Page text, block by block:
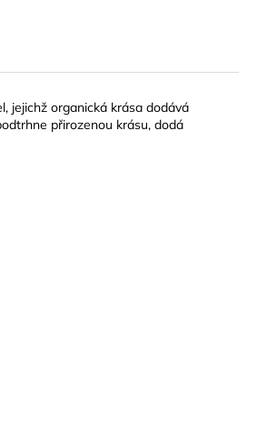
jejichž organická krása dodává
přirozenou krásu, dodá